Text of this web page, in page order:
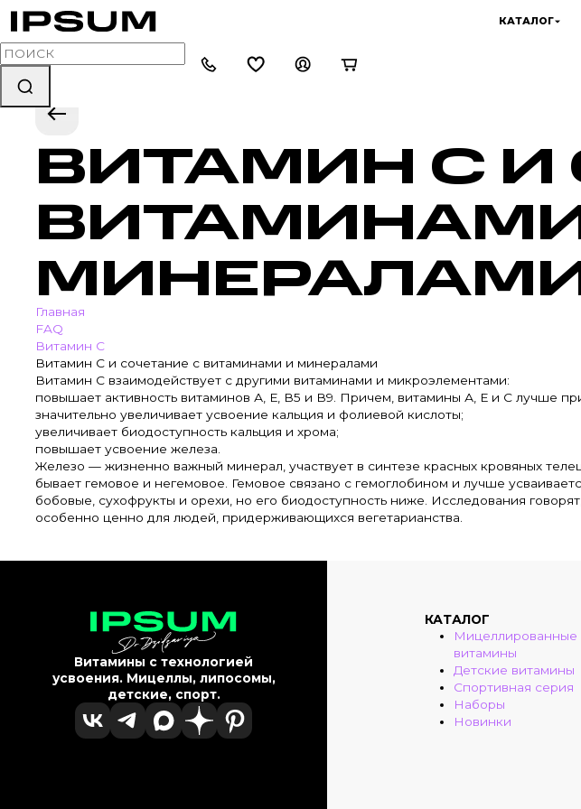
КАТАЛОГ
ВИТАМИН С И
Главная
FAQ
Витамин С
Витамин С и сочетание с витаминами и минералами
Витамин С взаимодействует с другими витаминами и микроэлементами:
повышает активность витаминов А, Е, В5 и В9. Причем, витамины А, Е и С лучше
значительно увеличивает усвоение кальция и фолиевой кислоты;
увеличивает биодоступность кальция и хрома;
повышает усвоение железа.
Железо — жизненно важный минерал, участвует в синтезе красных кровяных
бывает гемовое и негемовое. Гемовое связано с гемоглобином и лучше
бобовые, сухофрукты и орехи, но его биодоступность ниже. Исследования
особенно ценно для людей, придерживающихся вегетарианства.
Витамины с технологией
усвоения. Мицеллы, липосомы,
детские, спорт.
КАТАЛОГ
Мицеллированные
витамины
Детские витамины
Спортивная серия
Наборы
Новинки